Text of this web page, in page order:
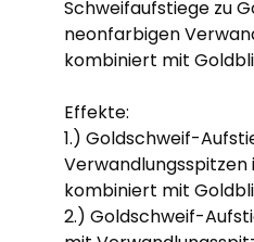
Schweifaufstiege zu
neonfarbigen
kombiniert mit
Effekte:
1.) Goldschweif-
Verwandlungsspitzen
kombiniert mit
2.) Goldschweif-